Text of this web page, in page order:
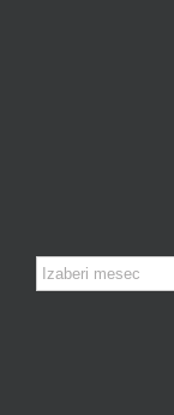
Arhiva
članaka